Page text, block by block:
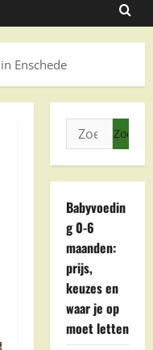
Enschede
Zoeken
naar:
Babyvoedin
g 0-6
maanden:
prijs,
keuzes en
waar je op
moet letten